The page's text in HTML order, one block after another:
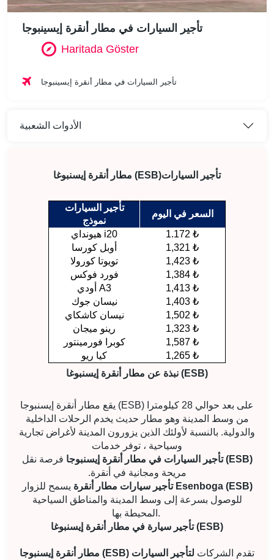
مطار أنقرة إيسنبوغا (ESB)تأجير السيارات
تأجير السيارات
نموذج
السعر في اليوم
هيونداي i20
1.172 ₺
أوبل كورسا
1,321 ₺
تويوتا كورولا
1,423 ₺
فورد فوكس
1,384 ₺
أودي A3
1,413 ₺
نيسان جوك
1,403 ₺
نيسان كاشكاي
1,502 ₺
رينو ميجان
1,323 ₺
كوبرا فورمينتور
1,587 ₺
كيا ريو
1,265 ₺
نبذة عن مطار أنقرة إيسنبوغا (ESB)
يقع مطار أنقرة إيسنبوجا (ESB) على بعد حوالي 28 كيلومترا
من وسط المدينة وهو مطار حديث يخدم الرحلات الداخلية
والدولية. بالنسبة لأولئك الذين يزورون المدينة لأغراض تجارية
وسياحية ، توفر خدمات
تأجير السيارات في مطار أنقرة إيسنبوجا (ESB)
فرصة نقل
مريحة ومجانية في أنقرة.
تأجير سيارات مطار أنقرة Esenboga (ESB)
يسمح للزوار
للوصول بسرعة إلى وسط المدينة والمناطق السياحية
المحيطة بها.
تأجير سيارة في مطار أنقرة إيسنبوغا (ESB)
مطار أنقرة إيسنبوجا (ESB) لتأجير السيارات
تأجير السيارات في مطار أنقرة إيسينبوجا
Haritada Göster
تأجير السيارات في مطار أنقرة إيسينبوجا
الأدوات الشعبية